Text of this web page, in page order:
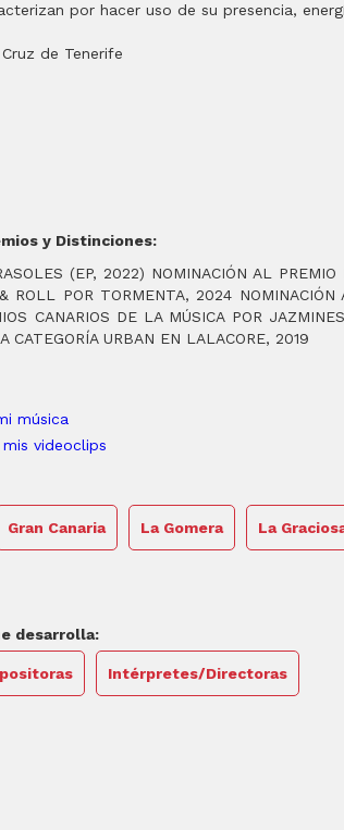
por hacer uso de su presencia,
de Tenerife
y Distinciones:
(EP, 2022) NOMINACIÓN AL PREMIO
ROLL POR TORMENTA, 2024 NOMINACIÓN
CANARIOS DE LA MÚSICA POR
CATEGORÍA URBAN EN LALACORE, 2019
música
videoclips
Gran Canaria La Gomera La
desarrolla:
Intérpretes/Directoras